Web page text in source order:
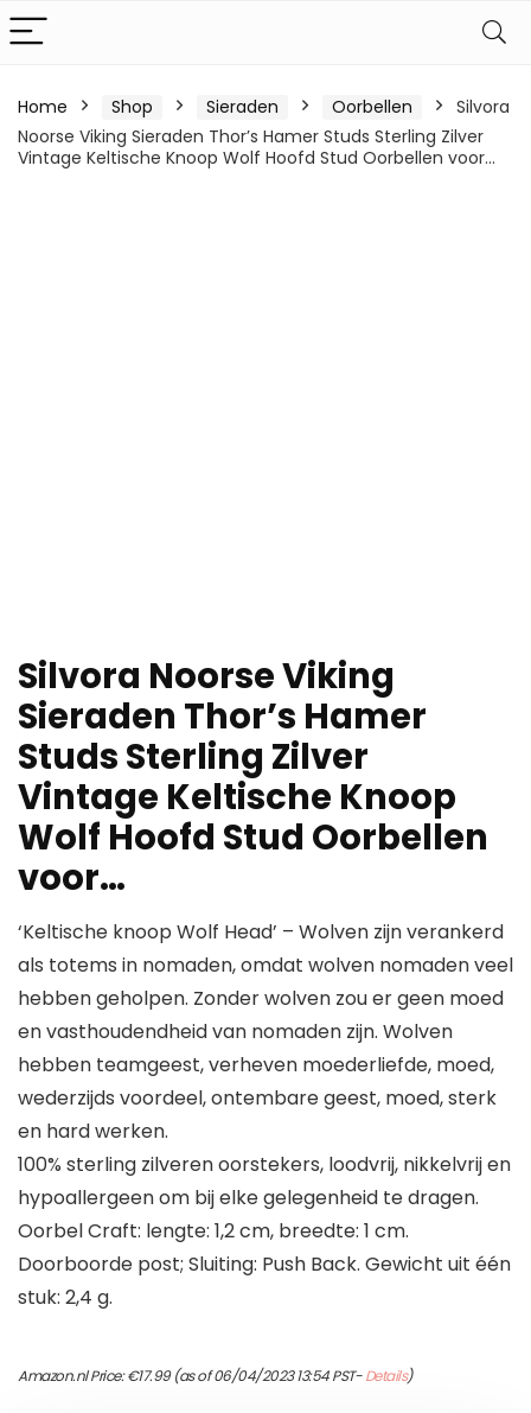
Home Shop Sieraden Oorbellen
Silvora
Noorse Viking Sieraden Thor’s Hamer Studs Sterling Zilver
Vintage Keltische Knoop Wolf Hoofd Stud Oorbellen voor…
Silvora Noorse Viking
Sieraden Thor’s Hamer
Studs Sterling Zilver
Vintage Keltische Knoop
Wolf Hoofd Stud Oorbellen
voor…
‘Keltische knoop Wolf Head’ – Wolven zijn verankerd
als totems in nomaden, omdat wolven nomaden veel
hebben geholpen. Zonder wolven zou er geen moed
en vasthoudendheid van nomaden zijn. Wolven
hebben teamgeest, verheven moederliefde, moed,
wederzijds voordeel, ontembare geest, moed, sterk
en hard werken.
100% sterling zilveren oorstekers, loodvrij, nikkelvrij en
hypoallergeen om bij elke gelegenheid te dragen.
Oorbel Craft: lengte: 1,2 cm, breedte: 1 cm.
Doorboorde post; Sluiting: Push Back. Gewicht uit één
stuk: 2,4 g.
Amazon.nl Price:€17.99(as of 06/04/2023 13:54 PST-Details)